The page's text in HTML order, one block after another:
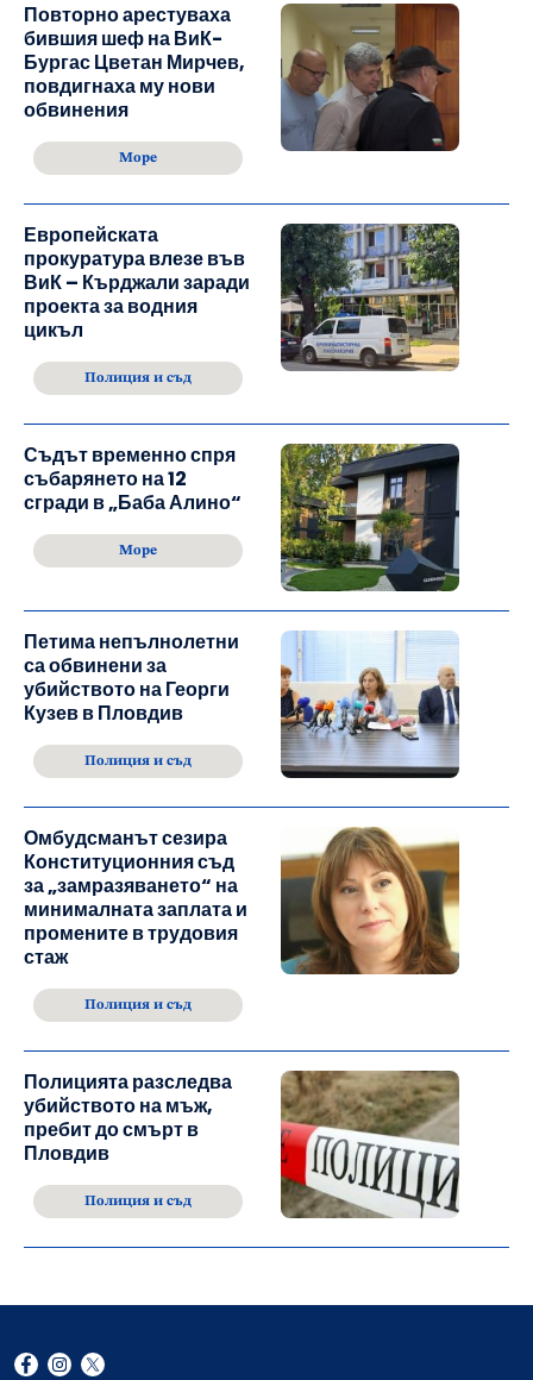
Повторно арестуваха
бившия шеф на ВиК-
Бургас Цветан Мирчев,
повдигнаха му нови
обвинения
Море
Европейската
прокуратура влезе във
ВиК – Кърджали заради
проекта за водния
цикъл
Полиция и съд
Съдът временно спря
събарянето на 12
сгради в „Баба Алино“
Море
Петима непълнолетни
са обвинени за
убийството на Георги
Кузев в Пловдив
Полиция и съд
Омбудсманът сезира
Конституционния съд
за „замразяването“ на
минималната заплата и
промените в трудовия
стаж
Полиция и съд
Полицията разследва
убийството на мъж,
пребит до смърт в
Пловдив
Полиция и съд